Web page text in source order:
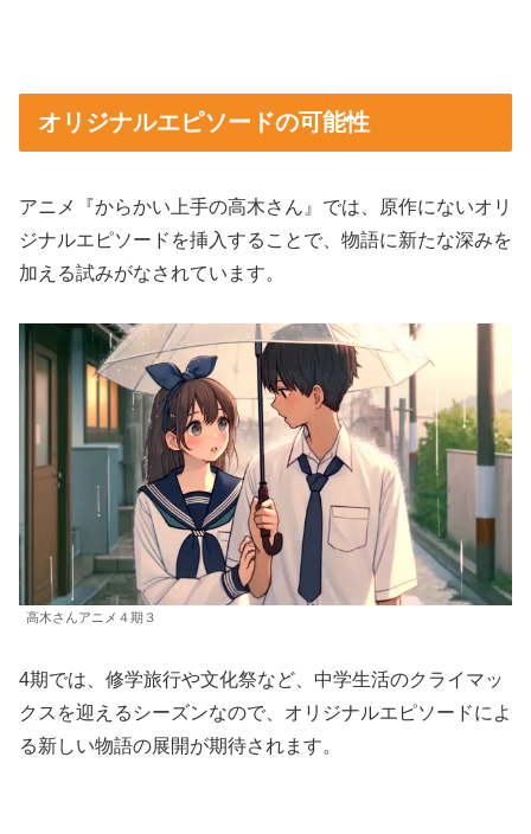
オリジナルエピソードの可能性
アニメ『からかい上手の高木さん』では、原作にないオリ
ジナルエピソードを挿入することで、物語に新たな深みを
加える試みがなされています。
高木さんアニメ４期３
4期では、修学旅行や文化祭など、中学生活のクライマッ
クスを迎えるシーズンなので、オリジナルエピソードによ
る新しい物語の展開が期待されます。